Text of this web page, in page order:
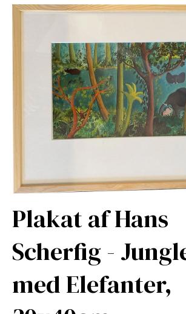
Plakat af Hans
Scherfig -
med Elefanter,